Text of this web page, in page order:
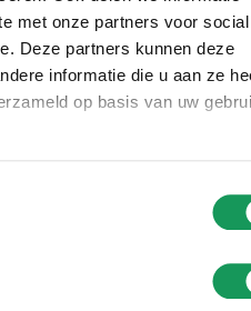
met onze partners voor social
Deze partners kunnen deze
informatie die u aan ze
op basis van uw